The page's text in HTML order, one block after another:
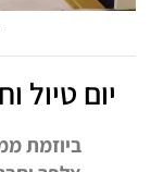
יום טיול
ביוזמת